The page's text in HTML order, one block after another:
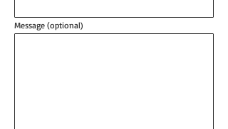
Message (optional)